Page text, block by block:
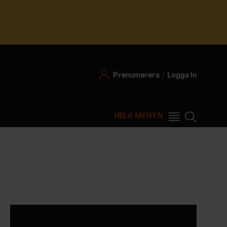
Prenumerera Logga in
HELA MENYN